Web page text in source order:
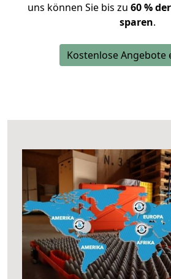
uns können Sie bis zu 60 %
sparen.
Kostenlose Angebote